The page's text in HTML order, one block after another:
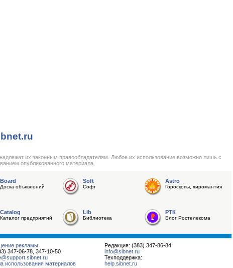
их законным правообладателям. Любое их использование возможно лишь с
опубликованного материала.
Board
Доска объявлений
Soft
Софт
Astro
Гороскопы, хиромантия
Catalog
Каталог предприятий
Lib
Библиотека
РТК
Блог Ростелекома
Редакция: (383) 347-86-84
info@sibnet.ru
Техподдержка:
help.sibnet.ru
рекламы:
347-06-78, 347-10-50
использования материалов